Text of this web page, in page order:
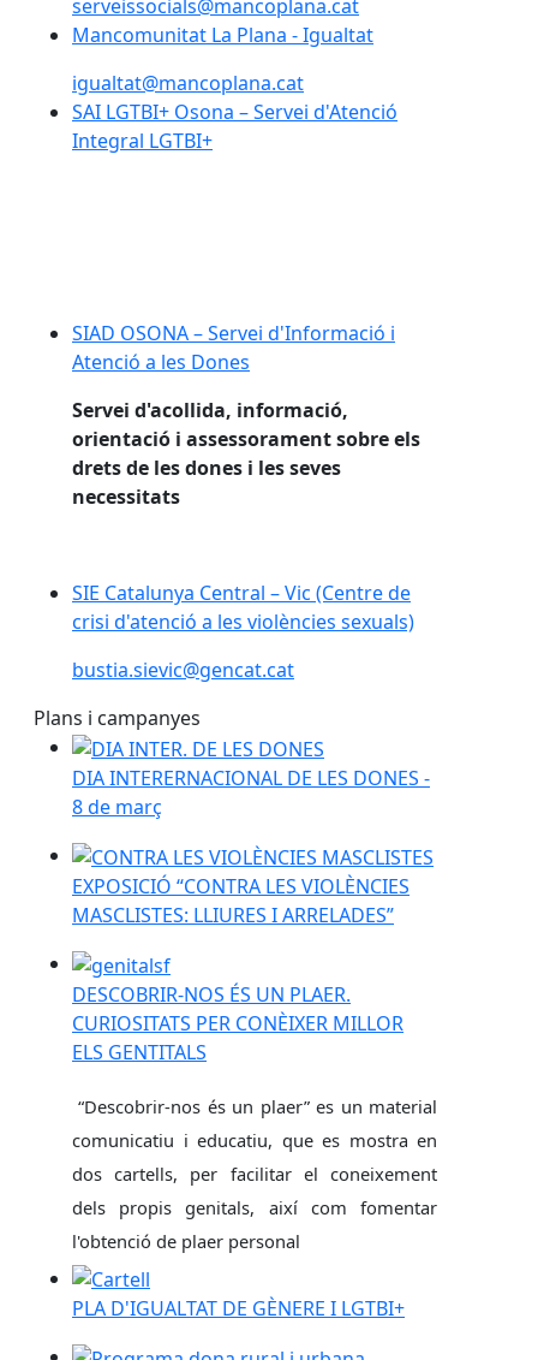
serveissocials@mancoplana.cat
Mancomunitat La Plana - Igualtat
igualtat@mancoplana.cat
SAI LGTBI+ Osona – Servei d'Atenció
Integral LGTBI+
SIAD OSONA – Servei d'Informació i
Atenció a les Dones
Servei d'acollida, informació,
orientació i assessorament sobre els
drets de les dones i les seves
necessitats
SIE Catalunya Central – Vic (Centre de
crisi d'atenció a les violències sexuals)
bustia.sievic@gencat.cat
Plans i campanyes
DIA INTERERNACIONAL DE LES DONES - 8 de març
DIA INTERERNACIONAL DE LES DONES -
8 de març
EXPOSICIÓ “CONTRA LES VIOLÈNCIES MASCLISTES:
EXPOSICIÓ “CONTRA LES VIOLÈNCIES
MASCLISTES: LLIURES I ARRELADES”
DESCOBRIR-NOS ÉS UN PLAER. CURIOSITATS PER
DESCOBRIR-NOS ÉS UN PLAER.
CURIOSITATS PER CONÈIXER MILLOR
ELS GENTITALS
“Descobrir-nos és un plaer” es un material
comunicatiu i educatiu, que es mostra en
dos cartells, per facilitar el coneixement
dels propis genitals, així com fomentar
l'obtenció de plaer personal
PLA D'IGUALTAT DE GÈNERE I LGTBI+
PLA D'IGUALTAT DE GÈNERE I LGTBI+